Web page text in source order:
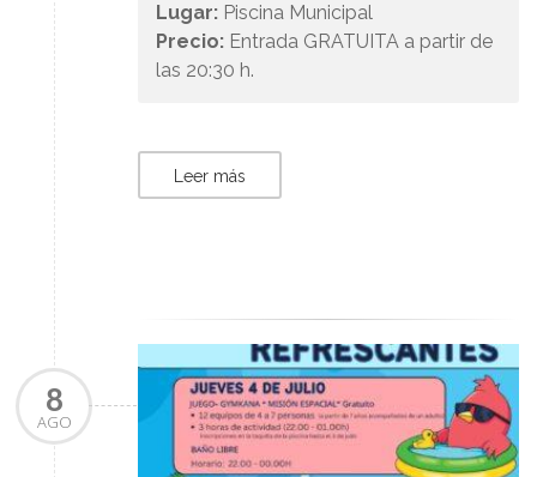
Lugar: Piscina Municipal
Precio: Entrada GRATUITA a partir de
las 20:30 h.
Leer más
8
AGO